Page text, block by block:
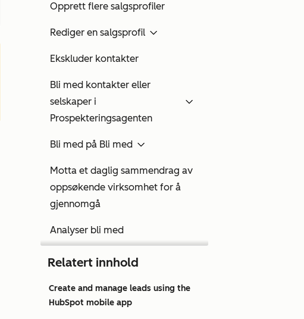
Opprett flere salgsprofiler
Rediger en salgsprofil
Ekskluder kontakter
Bli med kontakter eller
selskaper i
Prospekteringsagenten
Bli med på Bli med
Motta et daglig sammendrag av
oppsøkende virksomhet for å
gjennomgå
Analyser bli med
Undersøk og send e-post til
Slå av prospekteringsagenten
Relatert innhold
Create and manage leads using the
HubSpot mobile app